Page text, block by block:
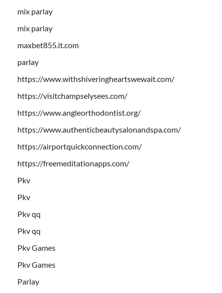
mix parlay
mix parlay
maxbet855.it.com
parlay
https://www.withshiveringheartswewait.com/
https://visitchampselysees.com/
https://www.angleorthodontist.org/
https://www.authenticbeautysalonandspa.com/
https://airportquickconnection.com/
https://freemeditationapps.com/
Pkv
Pkv
Pkv qq
Pkv qq
Pkv Games
Pkv Games
Parlay